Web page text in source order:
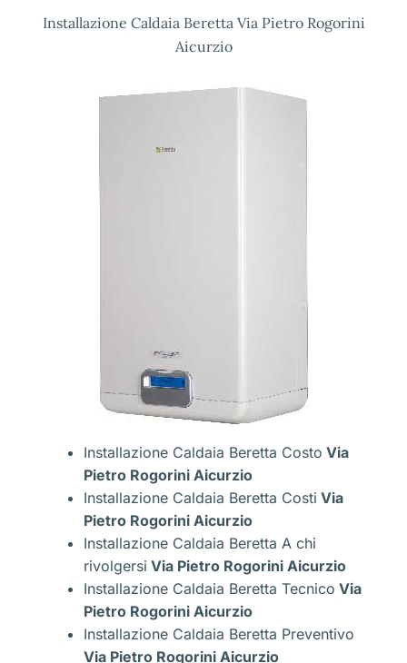
Installazione Caldaia Beretta Via Pietro Rogorini
Aicurzio
Installazione Caldaia Beretta Costo Via
Pietro Rogorini Aicurzio
Installazione Caldaia Beretta Costi Via
Pietro Rogorini Aicurzio
Installazione Caldaia Beretta A chi
rivolgersi Via Pietro Rogorini Aicurzio
Installazione Caldaia Beretta Tecnico Via
Pietro Rogorini Aicurzio
Installazione Caldaia Beretta Preventivo
Via Pietro Rogorini Aicurzio